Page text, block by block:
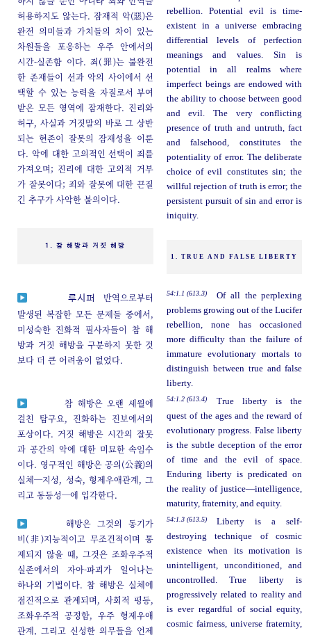
허용하지도 않는다. 잠재적 악(惡)은
완전 의미들과 가치들의 차이 있는
차원들을 포옹하는 우주 안에서의
시간-실존함 이다. 죄(罪)는 불완전
한 존재들이 선과 악의 사이에서 선
택할 수 있는 능력을 자질로서 부여
받은 모든 영역에 잠재한다. 진리와
허구, 사실과 거짓말의 바로 그 상반
되는 현존이 잘못의 잠재성을 이룬
다. 악에 대한 고의적인 선택이 죄를
가져오며; 진리에 대한 고의적 거부
가 잘못이다; 죄와 잘못에 대한 끈질
긴 추구가 사악한 불의이다.
rebellion. Potential evil is time-
existent in a universe embracing
differential levels of perfection
meanings and values. Sin is
potential in all realms where
imperfect beings are endowed with
the ability to choose between good
and evil. The very conflicting
presence of truth and untruth, fact
and falsehood, constitutes the
potentiality of error. The deliberate
choice of evil constitutes sin; the
willful rejection of truth is error; the
persistent pursuit of sin and error is
iniquity.
1. 참 해방과 거짓 해방
1. TRUE AND FALSE LIBERTY
루시퍼
반역으로부터
발생된 복잡한 모든 문제들 중에서,
미성숙한 진화적 필사자들이 참 해
방과 거짓 해방을 구분하지 못한 것
보다 더 큰 어려움이 없었다.
54:1.1 (613.3)
Of all the perplexing
problems growing out of the Lucifer
rebellion, none has occasioned
more difficulty than the failure of
immature evolutionary mortals to
distinguish between true and false
liberty.
참 해방은 오랜 세월에
걸친 탐구요, 진화하는 진보에서의
포상이다. 거짓 해방은 시간의 잘못
과 공간의 악에 대한 미묘한 속임수
이다. 영구적인 해방은 공의(公義)의
실체─지성, 성숙, 형제우애관계, 그
리고 동등성─에 입각한다.
54:1.2 (613.4)
True liberty is the
quest of the ages and the reward of
evolutionary progress. False liberty
is the subtle deception of the error
of time and the evil of space.
Enduring liberty is predicated on
the reality of justice—intelligence,
maturity, fraternity, and equity.
해방은 그것의 동기가
비(非)지능적이고 무조건적이며 통
제되지 않을 때, 그것은 조화우주적
실존에서의 자아-파괴가 일어나는
하나의 기법이다. 참 해방은 실체에
점진적으로 관계되며, 사회적 평등,
조화우주적 공정함, 우주 형제우애
관계, 그리고 신성한 의무들을 언제
54:1.3 (613.5)
Liberty is a self-
destroying technique of cosmic
existence when its motivation is
unintelligent, unconditioned, and
uncontrolled. True liberty is
progressively related to reality and
is ever regardful of social equity,
cosmic fairness, universe fraternity,